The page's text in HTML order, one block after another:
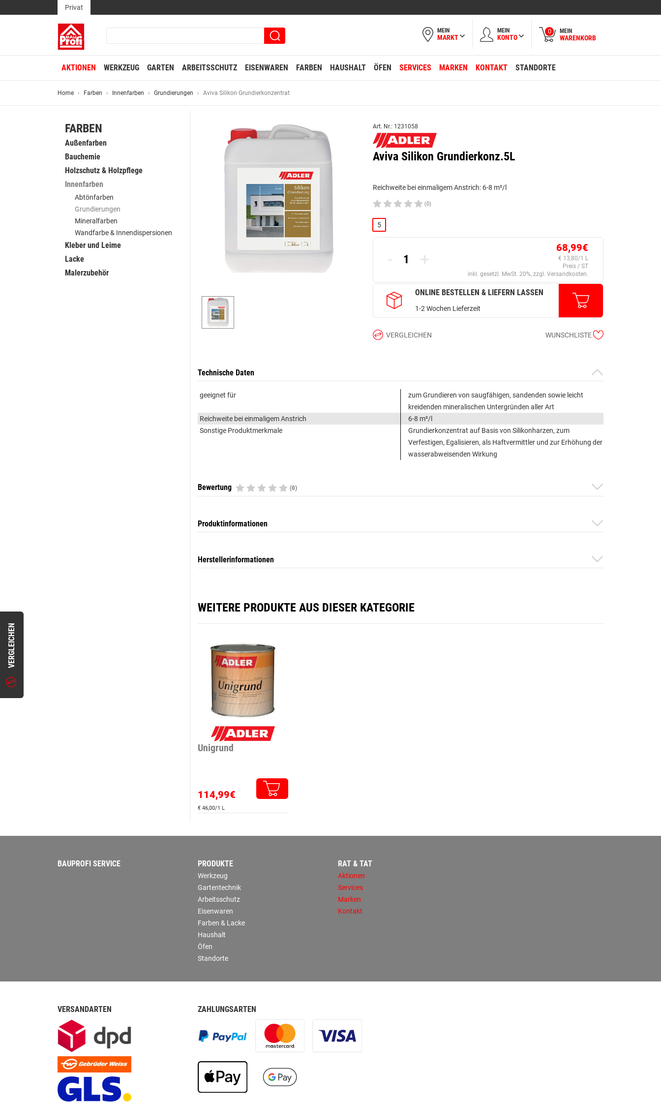
VERGLEICHEN
Privat
MEIN
MARKT
MEIN
KONTO
0 MEIN
WARENKORB
AKTIONEN WERKZEUG GARTEN ARBEITSSCHUTZ EISENWAREN FARBEN HAUSHALT ÖFEN SERVICES MARKEN KONTAKT STANDORTE
Home Farben Innenfarben Grundierungen Aviva Silikon Grundierkonzentrat
FARBEN
Außenfarben
Bauchemie
Holzschutz & Holzpflege
Innenfarben
Abtönfarben
Grundierungen
Mineralfarben
Wandfarbe & Innendispersionen
Kleber und Leime
Lacke
Malerzubehör
Art. Nr.: 1231058
Aviva Silikon Grundierkonz.5L
Reichweite bei einmaligem Anstrich: 6-8 m²/l
(0)
5
- +
68,99€
€ 13,80/1 L
Preis / ST
inkl. gesetzl. MwSt. 20%, zzgl. Versandkosten.
ONLINE BESTELLEN & LIEFERN LASSEN
1-2 Wochen Lieferzeit
VERGLEICHEN WUNSCHLISTE
Technische Daten
geeignet für
zum Grundieren von saugfähigen, sandenden sowie leicht
kreidenden mineralischen Untergründen aller Art
Reichweite bei einmaligem Anstrich
6-8 m²/l
Sonstige Produktmerkmale
Grundierkonzentrat auf Basis von Silikonharzen, zum
Verfestigen, Egalisieren, als Haftvermittler und zur Erhöhung der
wasserabweisenden Wirkung
Bewertung (0)
Produktinformationen
Herstellerinformationen
WEITERE PRODUKTE AUS DIESER KATEGORIE
Unigrund
114,99€
€ 46,00/1 L
BAUPROFI SERVICE PRODUKTE
Werkzeug
Gartentechnik
Arbeitsschutz
Eisenwaren
Farben & Lacke
Haushalt
Öfen
Standorte
RAT & TAT
Aktionen
Services
Marken
Kontakt
VERSANDARTEN ZAHLUNGSARTEN